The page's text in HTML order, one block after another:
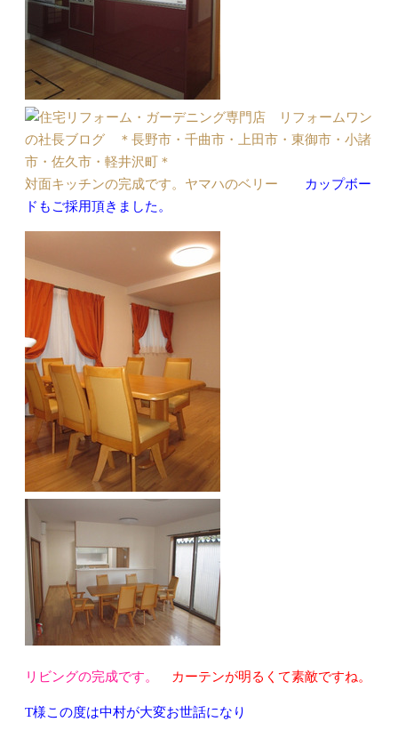
対面キッチンの完成です。ヤマハのベリー
カップボー
ドもご採用頂きました。
リビングの完成です。 カーテンが明るくて素敵ですね。
T様この度は中村が大変お世話になり